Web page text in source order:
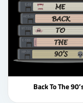
Back To The